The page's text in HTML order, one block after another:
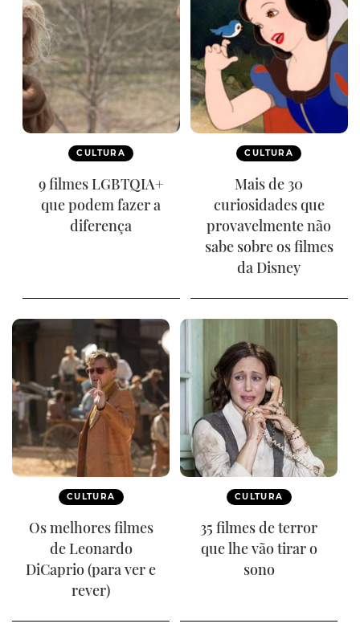
CULTURA
9 filmes LGBTQIA+
que podem fazer a
diferença
CULTURA
Mais de 30
curiosidades que
provavelmente não
sabe sobre os filmes
da Disney
CULTURA
Os melhores filmes
de Leonardo
DiCaprio (para ver e
rever)
CULTURA
35 filmes de terror
que lhe vão tirar o
sono